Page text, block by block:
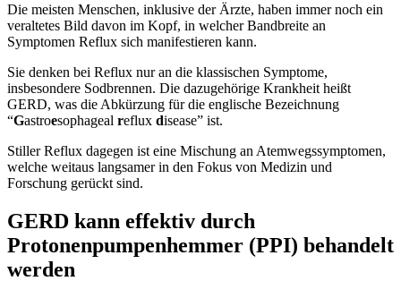
Die meisten Menschen, inklusive der Ärzte, haben immer noch ein
veraltetes Bild davon im Kopf, in welcher Bandbreite an
Symptomen Reflux sich manifestieren kann.
Sie denken bei Reflux nur an die klassischen Symptome,
insbesondere Sodbrennen. Die dazugehörige Krankheit heißt
GERD, was die Abkürzung für die englische Bezeichnung
“Gastroesophageal reflux disease” ist.
Stiller Reflux dagegen ist eine Mischung an Atemwegssymptomen,
welche weitaus langsamer in den Fokus von Medizin und
Forschung gerückt sind.
GERD kann effektiv durch
Protonenpumpenhemmer (PPI) behandelt
werden